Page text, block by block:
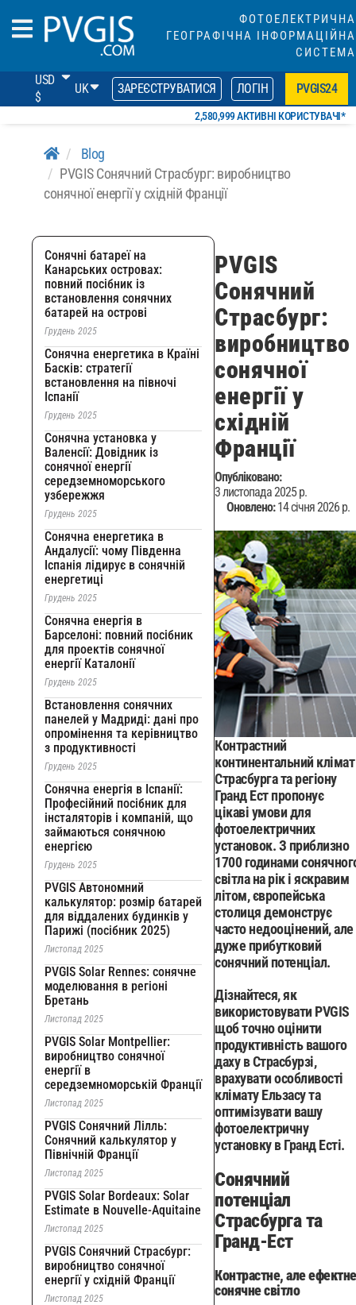
ФОТОЕЛЕКТРИЧНА
ГЕОГРАФІЧНА ІНФОРМАЦІЙНА
СИСТЕМА
USD
$
UK ЗАРЕЄСТРУВАТИСЯ ЛОГІН PVGIS24
2,580,999 АКТИВНІ КОРИСТУВАЧІ*
Blog
PVGIS Сонячний Страсбург: виробництво
сонячної енергії у східній Франції
Сонячні батареї на
Канарських островах:
повний посібник із
встановлення сонячних
батарей на острові
Грудень 2025
Сонячна енергетика в Країні
Басків: стратегії
встановлення на півночі
Іспанії
Грудень 2025
Сонячна установка у
Валенсії: Довідник із
сонячної енергії
середземноморського
узбережжя
Грудень 2025
Сонячна енергетика в
Андалусії: чому Південна
Іспанія лідирує в сонячній
енергетиці
Грудень 2025
Сонячна енергія в
Барселоні: повний посібник
для проектів сонячної
енергії Каталонії
Грудень 2025
Встановлення сонячних
панелей у Мадриді: дані про
опромінення та керівництво
з продуктивності
Грудень 2025
Сонячна енергія в Іспанії:
Професійний посібник для
інсталяторів і компаній, що
займаються сонячною
енергією
Грудень 2025
PVGIS Автономний
калькулятор: розмір батарей
для віддалених будинків у
Парижі (посібник 2025)
Листопад 2025
PVGIS Solar Rennes: сонячне
моделювання в регіоні
Бретань
Листопад 2025
PVGIS Solar Montpellier:
виробництво сонячної
енергії в
середземноморській Франції
Листопад 2025
PVGIS Сонячний Лілль:
Сонячний калькулятор у
Північній Франції
Листопад 2025
PVGIS Solar Bordeaux: Solar
Estimate в Nouvelle-Aquitaine
Листопад 2025
PVGIS Сонячний Страсбург:
виробництво сонячної
енергії у східній Франції
Листопад 2025
PVGIS
Сонячний
Страсбург:
виробництво
сонячної
енергії у
східній
Франції
Опубліковано:
3 листопада 2025 р.
Оновлено: 14 січня 2026 р.
Контрастний
континентальний клімат
Страсбурга та регіону
Гранд Ест пропонує
цікаві умови для
фотоелектричних
установок. З приблизно
1700 годинами
світла на рік і яскравим
літом, європейська
столиця демонструє
часто недооцінений, але
дуже прибутковий
сонячний потенціал.
Дізнайтеся, як
використовувати PVGIS
щоб точно оцінити
продуктивність вашого
даху в Страсбурзі,
врахувати особливості
клімату Ельзасу та
оптимізувати вашу
фотоелектричну
установку в Гранд Есті.
Сонячний
потенціал
Страсбурга та
Гранд-Ест
Контрастне, але ефектне
сонячне світло